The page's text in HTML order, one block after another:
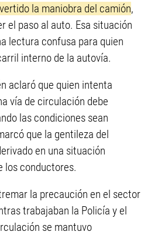
la maniobra del camión,
el paso al auto. Esa situación
lectura confusa para quien
interno de la autovía.
aclaró que quien intenta
vía de circulación debe
las condiciones sean
que la gentileza del
en una situación
los conductores.
la precaución en el sector
trabajaban la Policía y el
se mantuvo